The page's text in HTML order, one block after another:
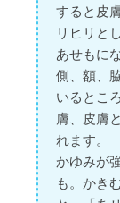
すると皮
リヒリと
あせもに
側、額、
いるとこ
膚、皮膚
れます。
かゆみが
も。かき